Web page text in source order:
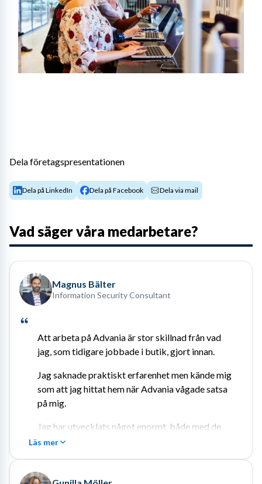
Dela företagspresentationen
Dela på LinkedIn Dela på Facebook Dela via mail
Vad säger våra medarbetare?
Magnus Bälter
Information Security Consultant
Att arbeta på Advania är stor skillnad från vad
jag, som tidigare jobbade i butik, gjort innan.
Jag saknade praktiskt erfarenhet men kände mig
som att jag hittat hem när Advania vågade satsa
på mig.
Jag har utvecklats något enormt, både med de
mjuka och hårda värdena!
Läs mer